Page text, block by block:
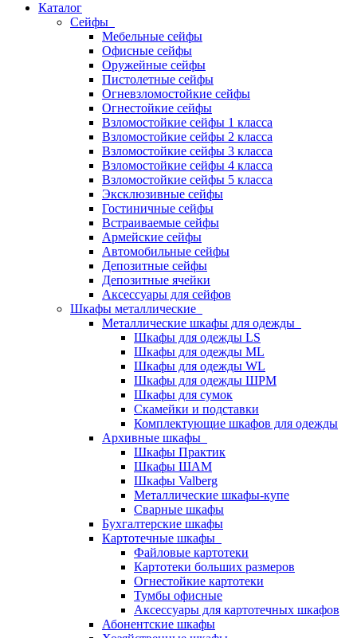
Каталог
Сейфы
Мебельные сейфы
Офисные сейфы
Оружейные сейфы
Пистолетные сейфы
Огневзломостойкие сейфы
Огнестойкие сейфы
Взломостойкие сейфы 1 класса
Взломостойкие сейфы 2 класса
Взломостойкие сейфы 3 класса
Взломостойкие сейфы 4 класса
Взломостойкие сейфы 5 класса
Эксклюзивные сейфы
Гостиничные сейфы
Встраиваемые сейфы
Армейские сейфы
Автомобильные сейфы
Депозитные сейфы
Депозитные ячейки
Аксессуары для сейфов
Шкафы металлические
Металлические шкафы для одежды
Шкафы для одежды LS
Шкафы для одежды ML
Шкафы для одежды WL
Шкафы для одежды ШРМ
Шкафы для сумок
Скамейки и подставки
Комплектующие шкафов для одежды
Архивные шкафы
Шкафы Практик
Шкафы ШАМ
Шкафы Valberg
Металлические шкафы-купе
Сварные шкафы
Бухгалтерские шкафы
Картотечные шкафы
Файловые картотеки
Картотеки больших размеров
Огнестойкие картотеки
Тумбы офисные
Аксессуары для картотечных шкафов
Абонентские шкафы